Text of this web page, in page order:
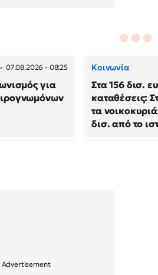
07.08.2026 - 08:25
για
Κοινωνία
Στα 156 δισ.
καταθέσεις:
τα
δισ. από το